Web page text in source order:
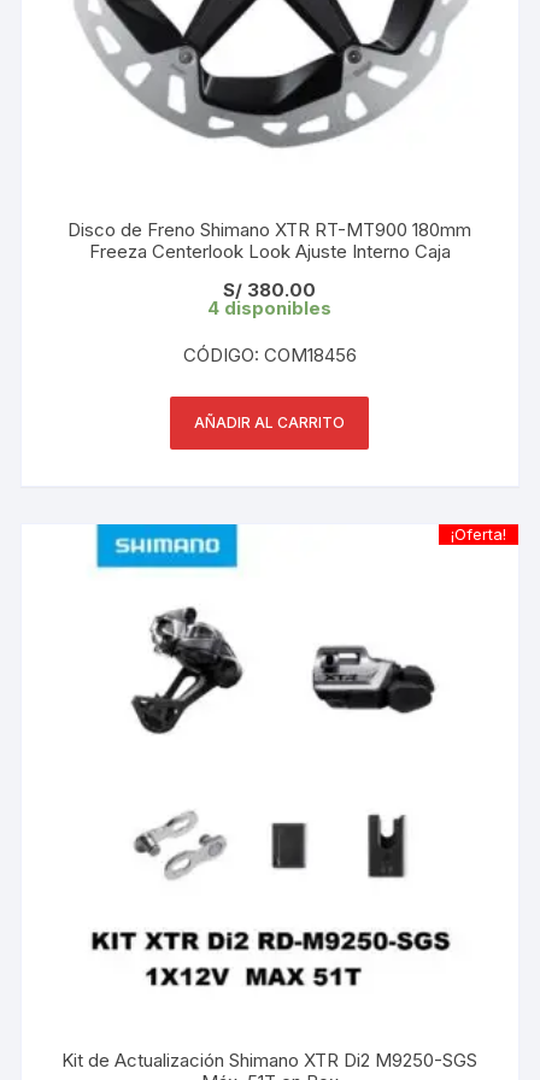
Disco de Freno Shimano XTR RT-MT900 180mm
Freeza Centerlook Look Ajuste Interno Caja
S/ 380.00
4 disponibles
CÓDIGO: COM18456
AÑADIR AL CARRITO
¡Oferta!
Kit de Actualización Shimano XTR Di2 M9250-SGS